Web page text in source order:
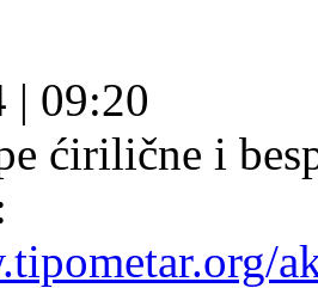
| 09:20
ćirilične i